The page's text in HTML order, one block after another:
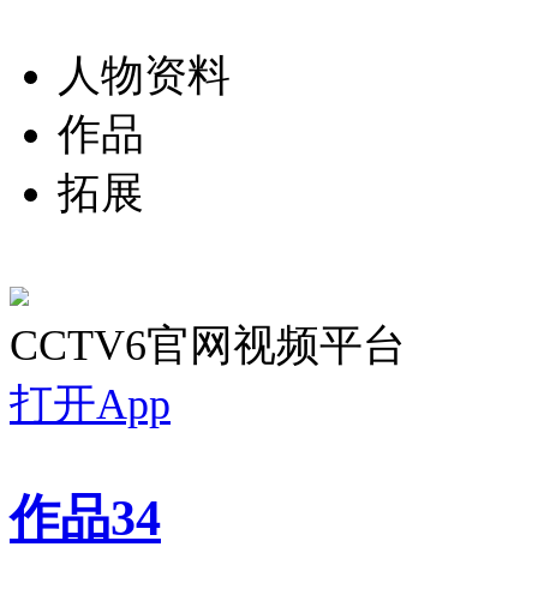
人物资料
作品
拓展
CCTV6官网视频平台
打开App
作品34